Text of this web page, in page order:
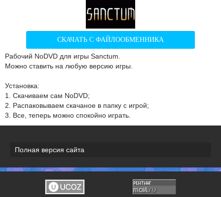
СКАЧАТЬ С ФАЙЛООБМЕННИКА
Рабочий NoDVD для игры Sanctum.
Можно ставить на любую версию игры.
Установка:
1. Скачиваем сам NoDVD;
2. Распаковываем скачаное в папку с игрой;
3. Все, теперь можно спокойно играть.
Полная версия сайта